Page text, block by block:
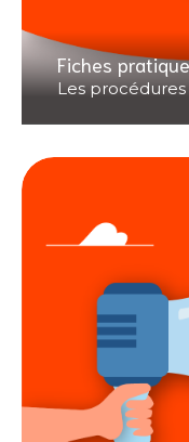
Fiches
Les